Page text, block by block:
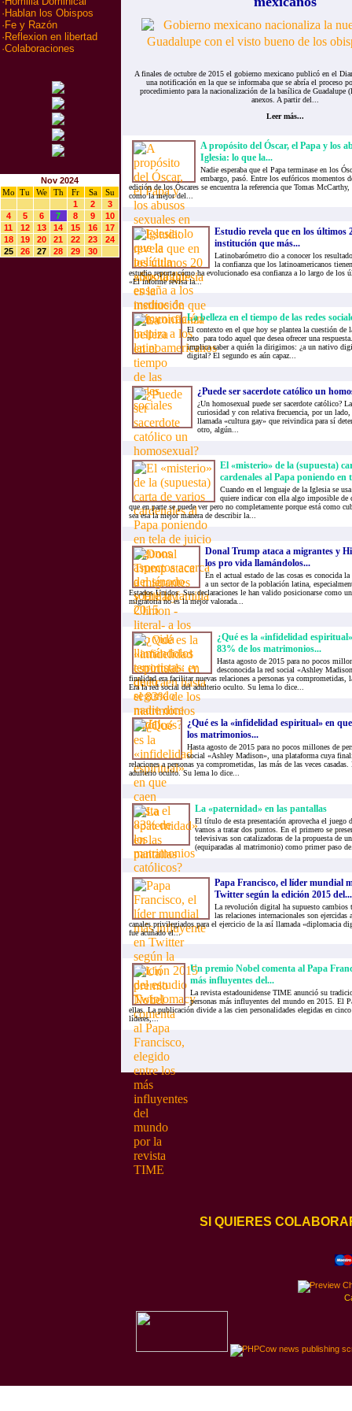
· Hablan los Obispos
· Fe y Razón
· Reflexion en libertad
·Colaboraciones
Nov 2024
Mo
Tu We Th Fr Sa
Su
1
2
3
4
5 6 7 8 9
10
11
12 13 14 15 16
17
18
19 20 21 22 23
24
25
26 27 28 29 30
A finales de octubre de 2015 el gobierno mexicano publicó en el
una notificación en la que se informaba que se abría el proceso
procedimiento para la nacionalización de la basílica de
anexos. A partir del...
Leer más...
A propósito del Óscar, el Papa y los
Iglesia: lo que la...
Nadie esperaba que el Papa terminase en los
embargo, pasó. Entre los eufóricos momentos
edición de los Óscares se encuentra la referencia que Tomas
como la mejor del...
Estudio revela que en los últimos
institución que más...
Latinobarómetro dio a conocer los
la confianza que los latinoamericanos
estudio reporta cómo ha evolucionado esa confianza a lo largo de los
«El informe revisa la...
La belleza en el tiempo de las redes
El contexto en el que hoy se plantea la cuestión de
reto para todo aquel que desea ofrecer una
implica saber a quién la dirigimos: ¿a un nativo
digital? El segundo es aún capaz...
¿Puede ser sacerdote católico un
¿Un homosexual puede ser sacerdote católico?
curiosidad y con relativa frecuencia, por un lado,
llamada «cultura gay» que reivindica para sí
otro, algún...
El «misterio» de la (supuesta)
cardenales al Papa poniendo en
Cuando en el lenguaje de la Iglesia se
quiere indicar con ella algo imposible de
que en parte se puede ver pero no completamente porque está como
sea esa la mejor manera de describir la...
Donal Trump ataca a migrantes y
los pro vida llamándolos...
En el actual estado de las cosas es conocida
a un sector de la población latina,
Estados Unidos. Sus declaraciones le han valido posicionarse como
migratoria no es la mejor valorada...
¿Qué es la «infidelidad
83% de los matrimonios...
Hasta agosto de 2015 para no pocos
desconocida la red social «Ashley
finalidad era facilitar nuevas relaciones a personas ya comprometidas,
Era la red social del adulterio oculto. Su lema lo dice...
¿Qué es la «infidelidad espiritual» en
los matrimonios...
Hasta agosto de 2015 para no pocos millones de
social «Ashley Madison», una plataforma cuya
relaciones a personas ya comprometidas, las más de las veces
adulterio oculto. Su lema lo dice...
La «paternidad» en las pantallas
El título de esta presentación aprovecha el juego
vamos a tratar dos puntos. En el primero se
televisivas son catalizadoras de la propuesta de
(equiparadas al matrimonio) como primer paso
Papa Francisco, el líder mundial
Twitter según la edición 2015 del...
La revolución digital ha supuesto cambios
las relaciones internacionales son
canales privilegiados para el ejercicio de la así llamada «diplomacia
fue acuñado el...
Un premio Nobel comenta al Papa
más influyentes del...
La revista estadounidense TIME anunció su
personas más influyentes del mundo en 2015. El
ellas. La publicación divide a las cien personalidades elegidas en
líderes,...
SI QUIERES